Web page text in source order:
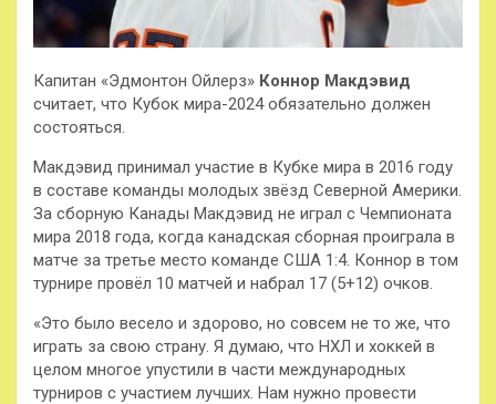
Капитан «Эдмонтон Ойлерз» Коннор Макдэвид
считает, что Кубок мира-2024 обязательно должен
состояться.
Макдэвид принимал участие в Кубке мира в 2016 году
в составе команды молодых звёзд Северной Америки.
За сборную Канады Макдэвид не играл с Чемпионата
мира 2018 года, когда канадская сборная проиграла в
матче за третье место команде США 1:4. Коннор в том
турнире провёл 10 матчей и набрал 17 (5+12) очков.
«Это было весело и здорово, но совсем не то же, что
играть за свою страну. Я думаю, что НХЛ и хоккей в
целом многое упустили в части международных
турниров с участием лучших. Нам нужно провести